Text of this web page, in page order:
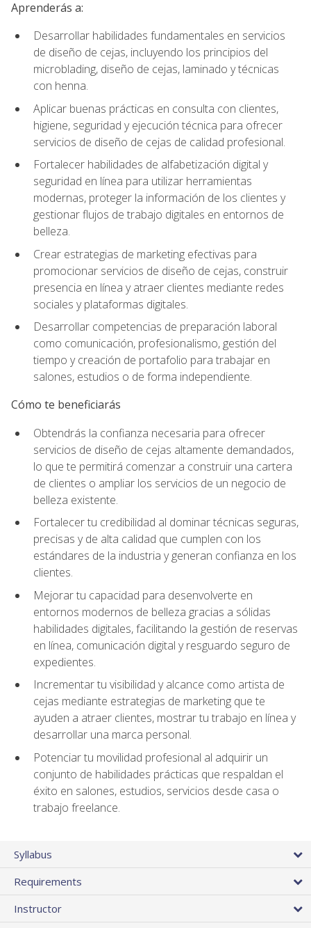
Aprenderás a:
Desarrollar habilidades fundamentales en servicios
de diseño de cejas, incluyendo los principios del
microblading, diseño de cejas, laminado y técnicas
con henna.
Aplicar buenas prácticas en consulta con clientes,
higiene, seguridad y ejecución técnica para ofrecer
servicios de diseño de cejas de calidad profesional.
Fortalecer habilidades de alfabetización digital y
seguridad en línea para utilizar herramientas
modernas, proteger la información de los clientes y
gestionar flujos de trabajo digitales en entornos de
belleza.
Crear estrategias de marketing efectivas para
promocionar servicios de diseño de cejas, construir
presencia en línea y atraer clientes mediante redes
sociales y plataformas digitales.
Desarrollar competencias de preparación laboral
como comunicación, profesionalismo, gestión del
tiempo y creación de portafolio para trabajar en
salones, estudios o de forma independiente.
Cómo te beneficiarás
Obtendrás la confianza necesaria para ofrecer
servicios de diseño de cejas altamente demandados,
lo que te permitirá comenzar a construir una cartera
de clientes o ampliar los servicios de un negocio de
belleza existente.
Fortalecer tu credibilidad al dominar técnicas seguras,
precisas y de alta calidad que cumplen con los
estándares de la industria y generan confianza en los
clientes.
Mejorar tu capacidad para desenvolverte en
entornos modernos de belleza gracias a sólidas
habilidades digitales, facilitando la gestión de reservas
en línea, comunicación digital y resguardo seguro de
expedientes.
Incrementar tu visibilidad y alcance como artista de
cejas mediante estrategias de marketing que te
ayuden a atraer clientes, mostrar tu trabajo en línea y
desarrollar una marca personal.
Potenciar tu movilidad profesional al adquirir un
conjunto de habilidades prácticas que respaldan el
éxito en salones, estudios, servicios desde casa o
trabajo freelance.
Syllabus
Requirements
Instructor